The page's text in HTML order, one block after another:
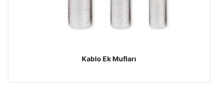
Kablo Ek Mufları